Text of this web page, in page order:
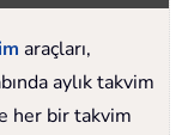
araçları,
aylık takvim
her bir takvim